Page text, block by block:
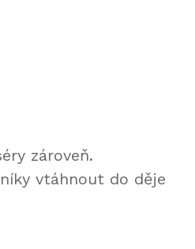
zároveň.
vtáhnout do děje